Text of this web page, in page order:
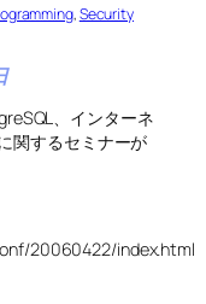
, Security
、インターネ
関するセミナーが
20060422/index.html